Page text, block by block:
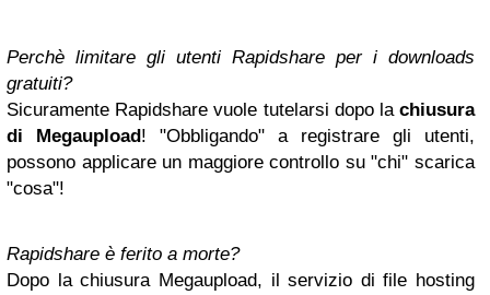
Perchè limitare gli utenti Rapidshare per i downloads
gratuiti?
Sicuramente Rapidshare vuole tutelarsi dopo la chiusura
di Megaupload! "Obbligando" a registrare gli utenti,
possono applicare un maggiore controllo su "chi" scarica
"cosa"!
Rapidshare è ferito a morte?
Dopo la chiusura Megaupload, il servizio di file hosting